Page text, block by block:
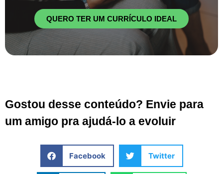
QUERO TER UM CURRÍCULO IDEAL
Gostou desse conteúdo? Envie para
um amigo pra ajudá-lo a evoluir
Facebook Twitter